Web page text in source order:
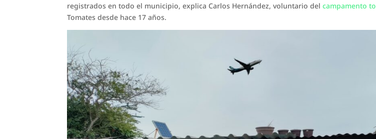
registrados en todo el municipio, explica Carlos Hernández, voluntario delcampamento
Tomates desde hace 17 años.